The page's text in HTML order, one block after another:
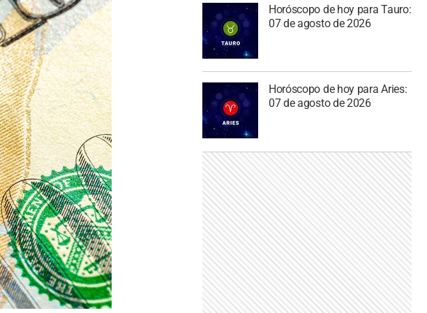
Horóscopo de hoy para Tauro:
07 de agosto de 2026
Horóscopo de hoy para Aries:
07 de agosto de 2026